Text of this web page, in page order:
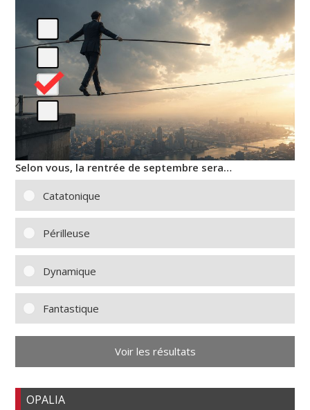
Selon vous, la rentrée de septembre sera…
Catatonique
Périlleuse
Dynamique
Fantastique
Voir les résultats
OPALIA